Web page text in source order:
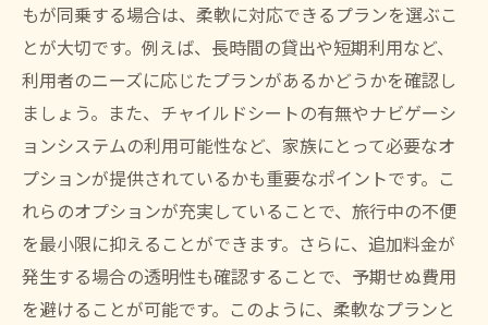
もが同乗する場合は、柔軟に対応できるプランを選ぶこ
とが大切です。例えば、長時間の貸出や短期利用など、
利用者のニーズに応じたプランがあるかどうかを確認し
ましょう。また、チャイルドシートの有無やナビゲーシ
ョンシステムの利用可能性など、家族にとって必要なオ
プションが提供されているかも重要なポイントです。こ
れらのオプションが充実していることで、旅行中の不便
を最小限に抑えることができます。さらに、追加料金が
発生する場合の透明性も確認することで、予期せぬ費用
を避けることが可能です。このように、柔軟なプランと